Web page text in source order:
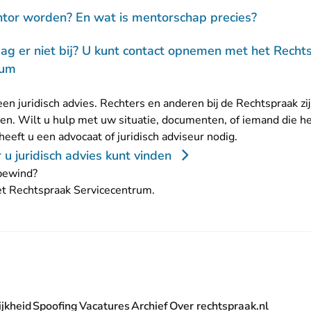
worden? En wat is mentorschap precies?
er niet bij? U kunt contact opnemen met het
juridisch advies. Rechters en anderen bij de Rechtspraak
Wilt u hulp met uw situatie, documenten, of iemand die
u een advocaat of juridisch adviseur nodig.
juridisch advies kunt vinden
Rechtspraak Servicecentrum.
SpoofingVacaturesArchiefOver rechtspraak.nl